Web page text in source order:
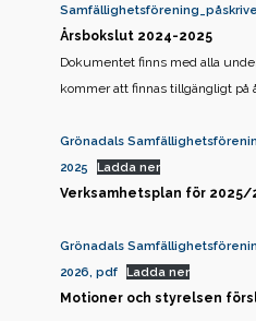
Årsbokslut 2024-2025
Dokumentet finns med alla
kommer att finnas tillgängligt på
Grönadals
2025
Ladda ner
Verksamhetsplan för 2025/
Grönadals
2026, pdf Ladda ner
Motioner och styrelsen